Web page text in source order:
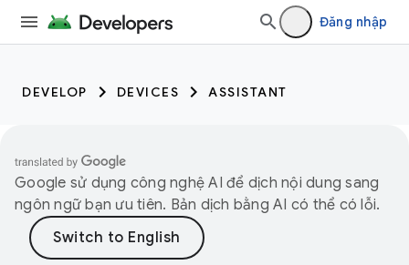
Đăng nhập
DEVELOP DEVICES ASSISTANT
Google sử dụng công nghệ AI để dịch nội dung sang
ngôn ngữ bạn ưu tiên. Bản dịch bằng AI có thể có lỗi.